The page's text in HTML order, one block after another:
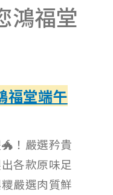
鴻福堂
福堂端午
！嚴選矜貴
各款原味足
嚴選肉質鮮